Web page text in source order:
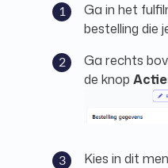
Ga in het
bestelling die
Ga rechts
de knop
Kies in dit